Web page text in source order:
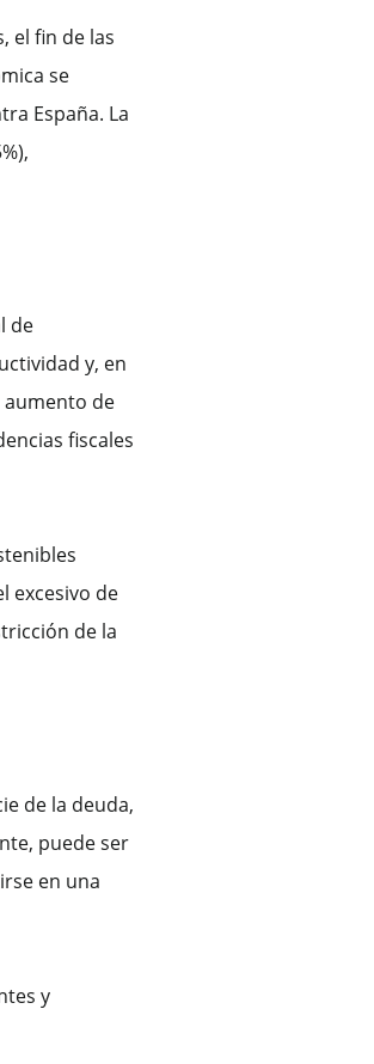
el fin de las
se
España. La
de
y, en
aumento de
fiscales
excesivo de
de la
de la deuda,
puede ser
en una
y